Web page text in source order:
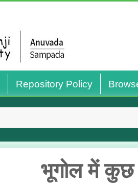
Repository Policy
भूगोल में कुछ